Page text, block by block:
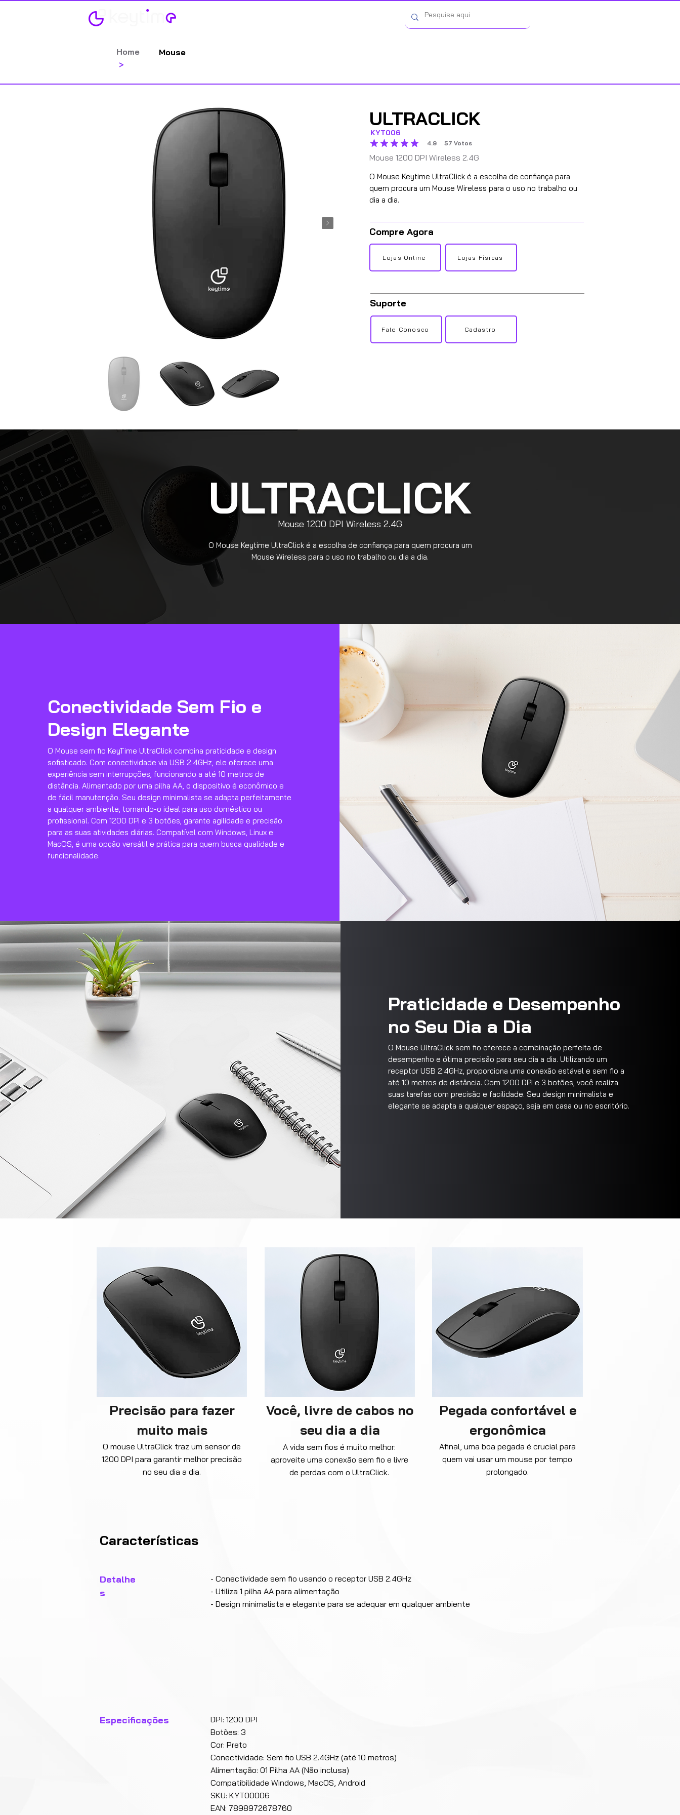
Home
>
Mouse
ULTRACLICK
KYT006
4.9 57 Votos
classificação média é 4.9 de 5, com base em 57 votos, Votos
Mouse 1200 DPI Wireless 2.4G
O Mouse Keytime UltraClick é a escolha de confiança para
quem procura um Mouse Wireless para o uso no trabalho ou
dia a dia.
Compre Agora
Lojas Online Lojas Físicas
Suporte
Fale Conosco Cadastro
O Mouse Keytime UltraClick é a escolha de confiança para quem procura um
Mouse Wireless para o uso no trabalho ou dia a dia.
ULTRACLICK
Mouse 1200 DPI Wireless 2.4G
Conectividade Sem Fio e
Design Elegante
O Mouse sem fio KeyTime UltraClick combina praticidade e design
sofisticado. Com conectividade via USB 2.4GHz, ele oferece uma
experiência sem interrupções, funcionando a até 10 metros de
distância. Alimentado por uma pilha AA, o dispositivo é econômico e
de fácil manutenção. Seu design minimalista se adapta perfeitamente
a qualquer ambiente, tornando-o ideal para uso doméstico ou
profissional. Com 1200 DPI e 3 botões, garante agilidade e precisão
para as suas atividades diárias. Compatível com Windows, Linux e
MacOS, é uma opção versátil e prática para quem busca qualidade e
funcionalidade.
Praticidade e Desempenho
no Seu Dia a Dia
O Mouse UltraClick sem fio oferece a combinação perfeita de
desempenho e ótima precisão para seu dia a dia. Utilizando um
receptor USB 2.4GHz, proporciona uma conexão estável e sem fio a
até 10 metros de distância. Com 1200 DPI e 3 botões, você realiza
suas tarefas com precisão e facilidade. Seu design minimalista e
elegante se adapta a qualquer espaço, seja em casa ou no escritório.
Precisão para fazer
muito mais
O mouse UltraClick traz um sensor de
1200 DPI para garantir melhor precisão
no seu dia a dia.
Você, livre de cabos no
seu dia a dia
A vida sem fios é muito melhor:
aproveite uma conexão sem fio e livre
de perdas com o UltraClick.
Pegada confortável e
ergonômica
Afinal, uma boa pegada é crucial para
quem vai usar um mouse por tempo
prolongado.
Características
Detalhe
s
- Conectividade sem fio usando o receptor USB 2.4GHz
- Utiliza 1 pilha AA para alimentação
- Design minimalista e elegante para se adequar em qualquer ambiente
Especificações
DPI: 1200 DPI
Botões: 3
Cor: Preto
Conectividade: Sem fio USB 2.4GHz (até 10 metros)
Alimentação: 01 Pilha AA (Não inclusa)
Compatibilidade Windows, MacOS, Android
SKU: KYT00006
EAN: 7898972678760